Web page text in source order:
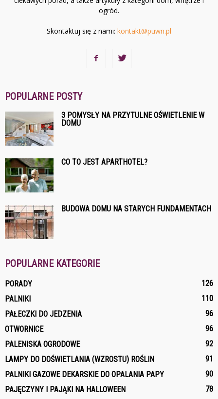
ogród.
Skontaktuj się z nami: kontakt@puwn.pl
POPULARNE POSTY
3 POMYSŁY NA PRZYTULNE OŚWIETLENIE W
DOMU
CO TO JEST APARTHOTEL?
BUDOWA DOMU NA STARYCH FUNDAMENTACH
POPULARNE KATEGORIE
PORADY
126
PALNIKI
110
PAŁECZKI DO JEDZENIA
96
OTWORNICE
96
PALENISKA OGRODOWE
92
LAMPY DO DOŚWIETLANIA (WZROSTU) ROŚLIN
91
PALNIKI GAZOWE DEKARSKIE DO OPALANIA PAPY
90
PAJĘCZYNY I PAJĄKI NA HALLOWEEN
78